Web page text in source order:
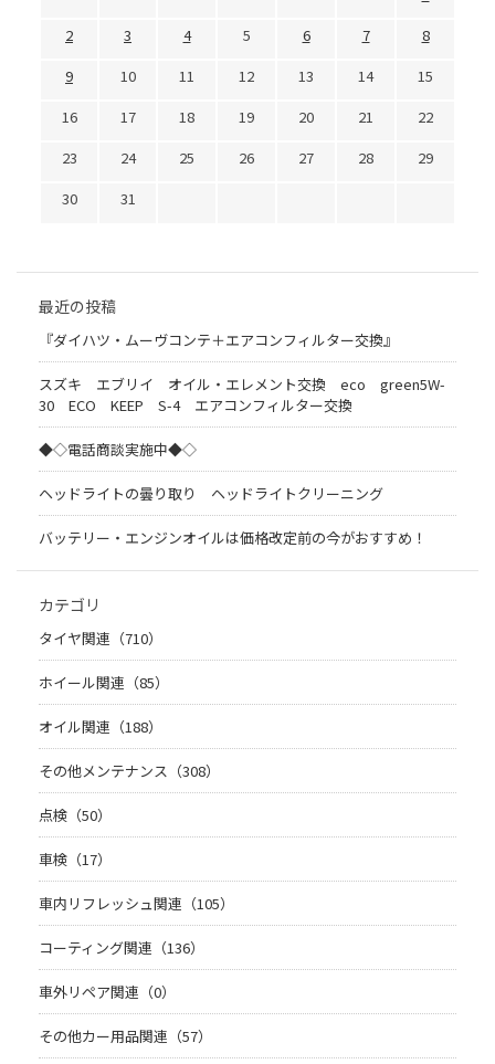
2
3 4 5 6 7
8
9
10 11 12 13 14
15
16
17 18 19 20 21
22
23
24 25 26 27 28
29
30
31
最近の投稿
『ダイハツ・ムーヴコンテ＋エアコンフィルター交換』
スズキ エブリイ オイル・エレメント交換 eco green5W-
30 ECO KEEP S-4 エアコンフィルター交換
◆◇電話商談実施中◆◇
ヘッドライトの曇り取り ヘッドライトクリーニング
バッテリー・エンジンオイルは価格改定前の今がおすすめ！
カテゴリ
タイヤ関連（710）
ホイール関連（85）
オイル関連（188）
その他メンテナンス（308）
点検（50）
車検（17）
車内リフレッシュ関連（105）
コーティング関連（136）
車外リペア関連（0）
その他カー用品関連（57）